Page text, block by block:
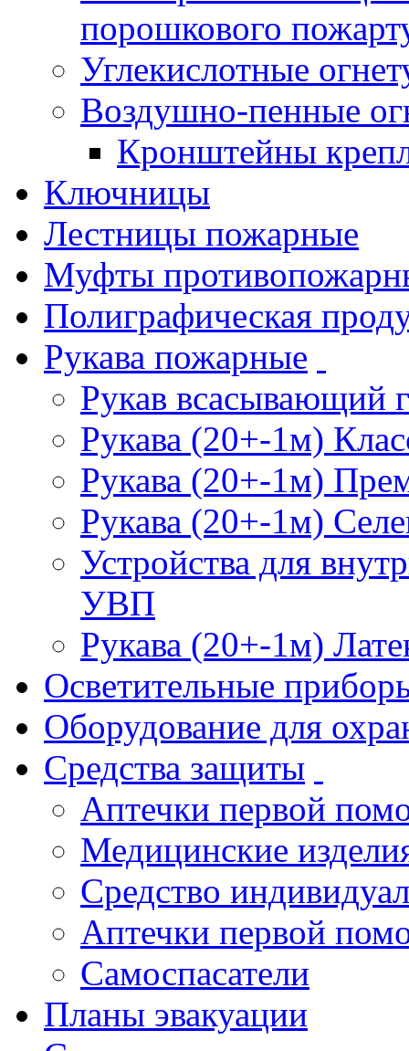
порошкового
Углекислотные
Воздушно-пенные
Кронштейны
Ключницы
Лестницы пожарные
Муфты
Полиграфическая
Рукава пожарные
Рукав всасывающий
Рукава (20+-1м)
Рукава (20+-1м)
Рукава (20+-1м)
Устройства для
УВП
Рукава (20+-1м)
Осветительные
Оборудование для
Средства защиты
Аптечки первой
Медицинские
Средство
Аптечки первой
Самоспасатели
Планы эвакуации